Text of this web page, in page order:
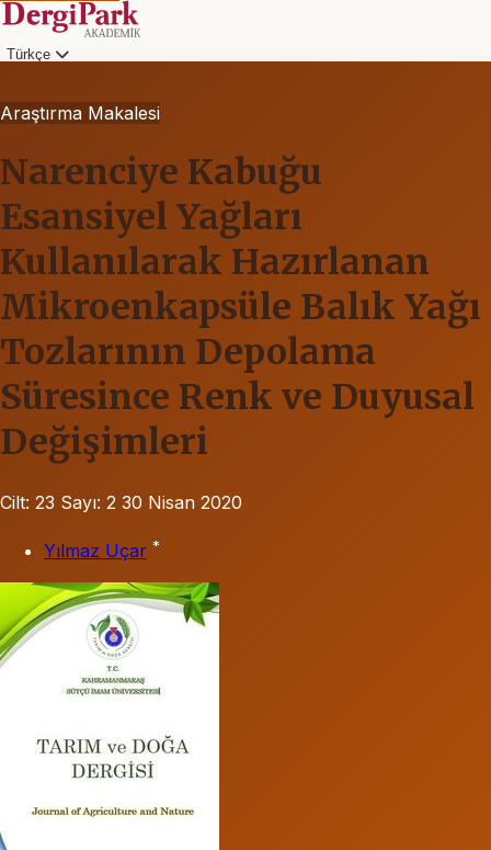
Türkçe
Araştırma Makalesi
Narenciye Kabuğu
Esansiyel Yağları
Kullanılarak Hazırlanan
Mikroenkapsüle Balık Yağı
Tozlarının Depolama
Süresince Renk ve Duyusal
Değişimleri
Cilt: 23 Sayı: 2 30 Nisan 2020
Yılmaz Uçar *